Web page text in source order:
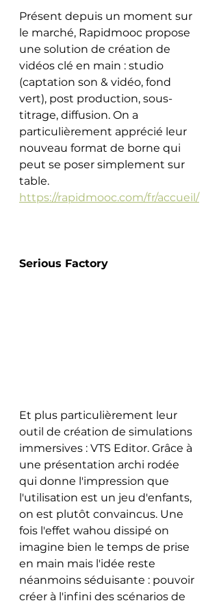
Présent depuis un moment sur
le marché, Rapidmooc propose
une solution de création de
vidéos clé en main : studio
(captation son & vidéo, fond
vert), post production, sous-
titrage, diffusion. On a
particulièrement apprécié leur
nouveau format de borne qui
peut se poser simplement sur
table.
https://rapidmooc.com/fr/accueil/
Serious Factory
Et plus particulièrement leur
outil de création de simulations
immersives : VTS Editor. Grâce à
une présentation archi rodée
qui donne l'impression que
l'utilisation est un jeu d'enfants,
on est plutôt convaincus. Une
fois l'effet wahou dissipé on
imagine bien le temps de prise
en main mais l'idée reste
néanmoins séduisante : pouvoir
créer à l'infini des scénarios de